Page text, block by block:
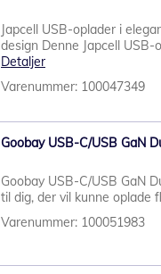
Japcell USB-oplader i
design Denne Japcell
Detaljer
Varenummer: 100047349
Goobay USB-C/USB GaN
Goobay USB-C/USB GaN
til dig, der vil kunne oplade
Varenummer: 100051983